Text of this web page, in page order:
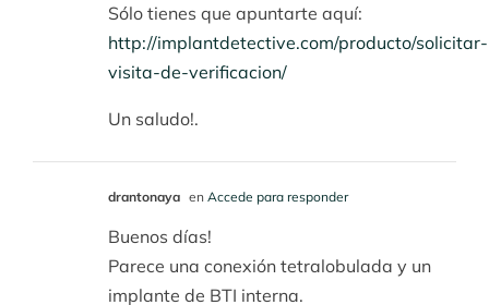
Sólo tienes que apuntarte aquí:
http://implantdetective.com/producto/solicitar-
visita-de-verificacion/
Un saludo!.
drantonaya en Accede para responder
Buenos días!
Parece una conexión tetralobulada y un
implante de BTI interna.